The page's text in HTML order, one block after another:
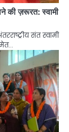
की ज़रूरत: स्वामी
संत स्वामी